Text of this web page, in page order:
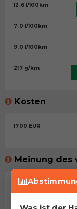
12.6 l/100km
7.0 l/100km
9.0 l/100km
217 g/km
Kosten
1700 EUR
Meinung
Allgemeine